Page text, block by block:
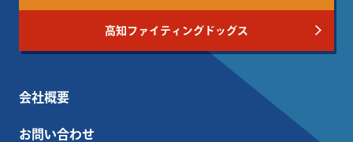
高知ファイティングドッグス
会社概要
お問い合わせ